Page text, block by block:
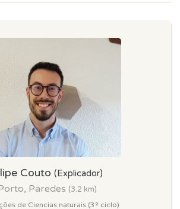
Couto (Explicador)
Paredes (3.2 km)
de Ciencias naturais (3º ciclo)